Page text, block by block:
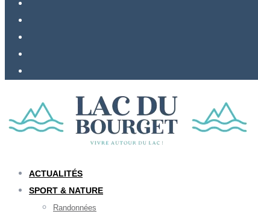
ACTUALITÉS
SPORT & NATURE
Randonnées